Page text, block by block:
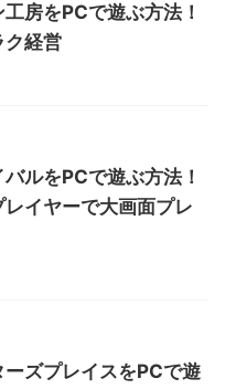
房をPCで遊ぶ方法！
ク経営
ルをPCで遊ぶ方法！
イヤーで大画面プレ
ズプレイスをPCで遊